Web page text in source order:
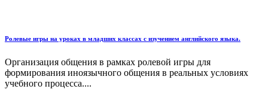
Ролевые игры на уроках в младших классах с изучением английского языка.
Организация общения в рамках ролевой игры для
формирования иноязычного общения в реальных условиях
учебного процесса....